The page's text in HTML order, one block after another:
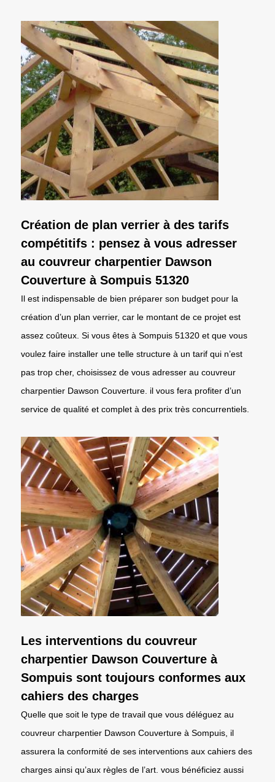
Création de plan verrier à des tarifs
compétitifs : pensez à vous adresser
au couvreur charpentier Dawson
Couverture à Sompuis 51320
Il est indispensable de bien préparer son budget pour la
création d’un plan verrier, car le montant de ce projet est
assez coûteux. Si vous êtes à Sompuis 51320 et que vous
voulez faire installer une telle structure à un tarif qui n’est
pas trop cher, choisissez de vous adresser au couvreur
charpentier Dawson Couverture. il vous fera profiter d’un
service de qualité et complet à des prix très concurrentiels.
Les interventions du couvreur
charpentier Dawson Couverture à
Sompuis sont toujours conformes aux
cahiers des charges
Quelle que soit le type de travail que vous déléguez au
couvreur charpentier Dawson Couverture à Sompuis, il
assurera la conformité de ses interventions aux cahiers des
charges ainsi qu’aux règles de l’art. vous bénéficiez aussi